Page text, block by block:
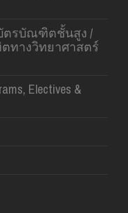
ตรบัณฑิตชั้นสูง /
ทางวิทยาศาสตร์
Electives &